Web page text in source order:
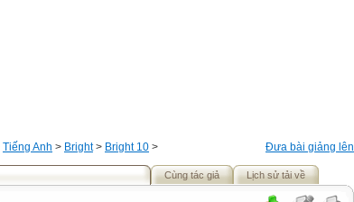
Đưa bài giảng lên
Tiếng Anh > Bright> Bright 10 >
Cùng tác giả Lịch sử tải về